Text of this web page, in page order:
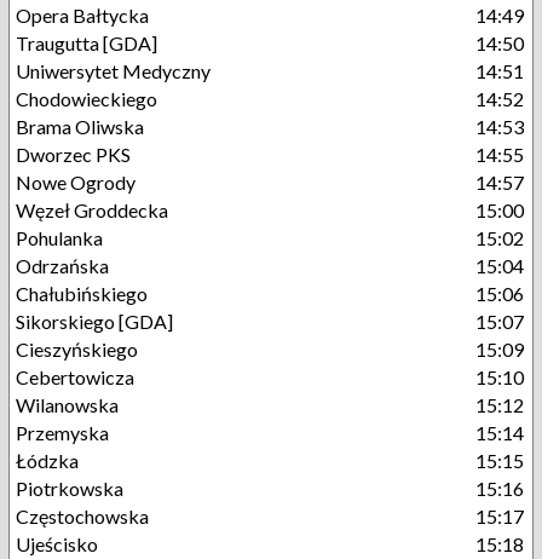
Opera Bałtycka
14:49
Traugutta [GDA]
14:50
Uniwersytet Medyczny
14:51
Chodowieckiego
14:52
Brama Oliwska
14:53
Dworzec PKS
14:55
Nowe Ogrody
14:57
Węzeł Groddecka
15:00
Pohulanka
15:02
Odrzańska
15:04
Chałubińskiego
15:06
Sikorskiego [GDA]
15:07
Cieszyńskiego
15:09
Cebertowicza
15:10
Wilanowska
15:12
Przemyska
15:14
Łódzka
15:15
Piotrkowska
15:16
Częstochowska
15:17
Ujeścisko
15:18